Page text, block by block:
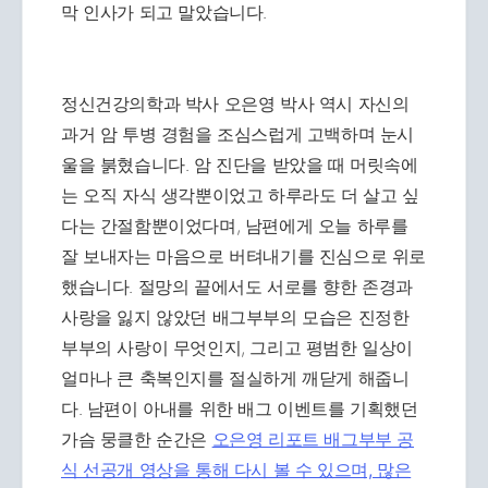
막 인사가 되고 말았습니다.
정신건강의학과 박사 오은영 박사 역시 자신의
과거 암 투병 경험을 조심스럽게 고백하며 눈시
울을 붉혔습니다. 암 진단을 받았을 때 머릿속에
는 오직 자식 생각뿐이었고 하루라도 더 살고 싶
다는 간절함뿐이었다며, 남편에게 오늘 하루를
잘 보내자는 마음으로 버텨내기를 진심으로 위로
했습니다. 절망의 끝에서도 서로를 향한 존경과
사랑을 잃지 않았던 배그부부의 모습은 진정한
부부의 사랑이 무엇인지, 그리고 평범한 일상이
얼마나 큰 축복인지를 절실하게 깨닫게 해줍니
다. 남편이 아내를 위한 배그 이벤트를 기획했던
가슴 뭉클한 순간은 오은영 리포트 배그부부 공
식 선공개 영상을 통해 다시 볼 수 있으며, 많은